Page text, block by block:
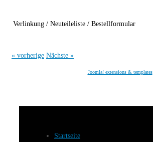
Verlinkung / Neuteileliste / Bestellformular
« vorherige Nächste »
Joomla! extensions & templates
Startseite